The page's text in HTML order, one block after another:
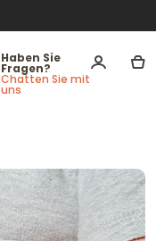
Haben Sie
Fragen?
Chatten Sie mit
uns